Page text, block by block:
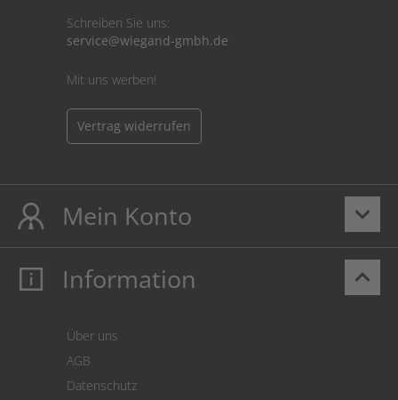
Schreiben Sie uns:
service@wiegand-gmbh.de
Mit uns werben!
Vertrag widerrufen
keyboard_arrow_down
Mein Konto
Mein Konto
keyboard_arrow_up
Information
Über uns
AGB
Datenschutz